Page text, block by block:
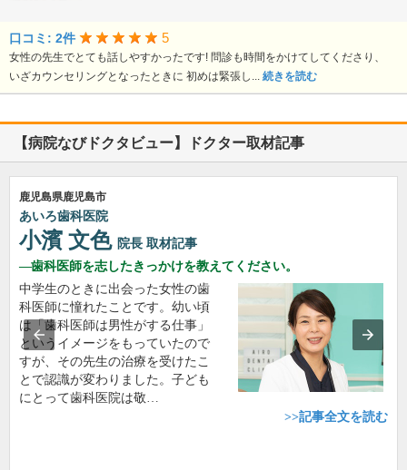
口コミ: 2件 5
女性の先生でとても話しやすかったです! 問診も時間をかけてしてくださり、
いざカウンセリングとなったときに 初めは緊張し... 続きを読む
【病院なびドクタビュー】ドクター取材記事
鹿児島県鹿児島市
あいろ歯科医院
小濱 文色 院長 取材記事
歯科医師を志したきっかけを教えてください。
中学生のときに出会った女性の歯
科医師に憧れたことです。幼い頃
は「歯科医師は男性がする仕事」
というイメージをもっていたので
すが、その先生の治療を受けたこ
とで認識が変わりました。子ども
にとって歯科医院は敬…
>>記事全文を読む